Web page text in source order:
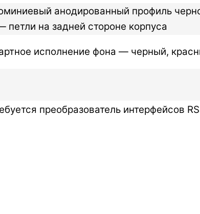
анодированный профиль
петли на задней стороне корпуса
исполнение фона — черный,
преобразователь интерфейсов